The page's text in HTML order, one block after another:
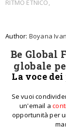
RITMO ETNICO,
Author: Boyana
Be Global
globale
La voce
Se vuoi
un'email a
opportunità per